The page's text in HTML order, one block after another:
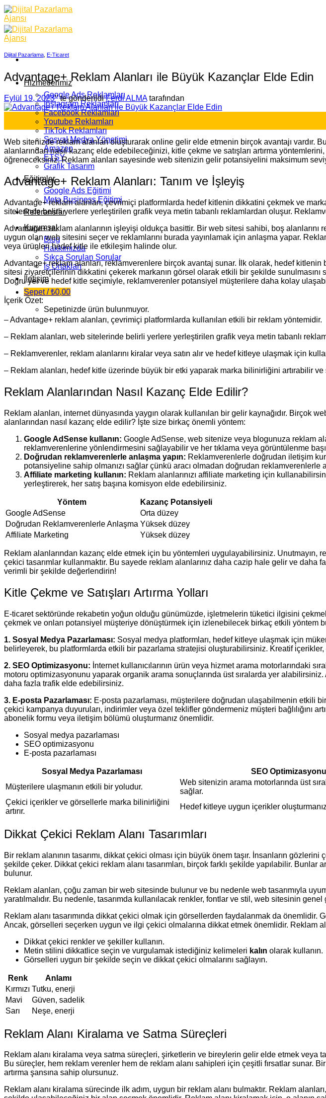
Skip
to
content
Hizmetlerimiz
Google Ads Reklamları
İnstagram Reklamları
Facebook Reklamları
Youtube Reklamları
TikTok Reklamları
Sosyal Medya Yönetimi
Amazon
ETSY
Grafik Tasarım
Eğitimler
Google Ads Eğitimi
Meta Business Eğitimi
Referanslar
Kurumsal
Blog
Hakkımızda
Sıkça Sorulan Sorular
İş Ortakları
İletişim
Sepet /₺0,00
Sepetinizde ürün bulunmuyor.
Dijital Pazarlama E-Ticaret
Advantage+ Reklam Alanları ile Büyük Kazançlar Elde Edin
Eylül 19, 2023’' te gönderildi Ferdi ALMAtarafından
Web sitenizde reklam alanları oluşturarak online gelir elde etmenin birçok avantajı vardır. Bu
alanlarından nasıl kazanç elde edebileceğinizi, kitle çekme ve satışları artırma
öğreneceksiniz. Reklam alanları sayesinde web sitenizin gelir potansiyelini maksimum
Advantage+ Reklam Alanları: Tanım ve İşleyiş
Advantage+ reklam alanları, çevrimiçi platformlarda hedef kitlenin dikkatini çekmek ve
sitelerinde belirli yerlere yerleştirilen grafik veya metin tabanlı reklamlardan oluşur.
Advantage+ reklam alanlarının işleyişi oldukça basittir. Bir web sitesi sahibi, boş
uygun olan web sitesini seçer ve reklamlarını burada yayınlamak için anlaşma yapar.
veya ürünleri hedef kitle ile etkileşim halinde olur.
Advantage+ reklam alanları, reklamverenlere birçok avantaj sunar. İlk olarak, hedef
sitesi ziyaretçilerinin dikkatini çekerek markanın görsel olarak etkili bir şekilde sunulmasını
Doğru yer ve hedef kitle seçimiyle, reklamverenler potansiyel müşterilere daha kolay
İçerik Özet:
– Advantage+ reklam alanları, çevrimiçi platformlarda kullanılan etkili bir reklam yöntemidir.
– Reklam alanları, web sitelerinde belirli yerlere yerleştirilen grafik veya metin tabanlı
– Reklamverenler, reklam alanlarını kiralar veya satın alır ve hedef kitleye ulaşmak için
– Reklam alanları, hedef kitle üzerinde büyük bir etki yaparak marka bilinirliğini artırabilir ve
Reklam Alanlarından Nasıl Kazanç Elde Edilir?
Reklam alanları, internet dünyasında yaygın olarak kullanılan bir gelir kaynağıdır. Birçok
alanlarından nasıl kazanç elde edilir? İşte size birkaç önemli yöntem:
Google AdSense kullanın: Google AdSense, web sitenize veya blogunuza reklam
reklamverenlerine yönlendirmesini sağlayabilir ve her tıklama veya görüntülenme
Doğrudan reklamverenlerle anlaşma yapın: Reklamverenlerle doğrudan iletişim
potansiyeline sahip olmanızı sağlar çünkü aracı olmadan doğrudan reklamverenlerle
Affiliate marketing kullanın: Reklam alanlarınızı affiliate marketing için
yerleştirerek, her satış başına komisyon elde edebilirsiniz.
Yöntem
Kazanç Potansiyeli
Google AdSense
Orta düzey
Doğrudan Reklamverenlerle Anlaşma Yüksek düzey
Affiliate Marketing
Yüksek düzey
Reklam alanlarından kazanç elde etmek için bu yöntemleri uygulayabilirsiniz. Unutmayın,
çekici tasarımlar kullanmaktır. Bu sayede reklam alanlarınız daha cazip hale gelir ve
verimli bir şekilde değerlendirin!
Kitle Çekme ve Satışları Artırma Yolları
E-ticaret sektöründe rekabetin yoğun olduğu günümüzde, işletmelerin tüketici ilgisini çekmek
çekmek ve onları potansiyel müşteriye dönüştürmek için izlenebilecek birkaç etkili yöntem
1. Sosyal Medya Pazarlaması: Sosyal medya platformları, hedef kitleye ulaşmak için
belirleyerek, bu platformlarda etkili bir pazarlama stratejisi oluşturabilirsiniz. Kreatif
2. SEO Optimizasyonu: İnternet kullanıcılarının ürün veya hizmet arama motorlarındaki
motoru optimizasyonunu yaparak organik arama sonuçlarında üst sıralarda yer
daha fazla trafik elde edebilirsiniz.
3. E-posta Pazarlaması: E-posta pazarlaması, müşterilere doğrudan ulaşabilmenin etkili
çekici kampanya duyuruları, indirimler veya özel teklifler göndermeniz müşteri bağlılığını
abonelik formu veya iletişim bölümü oluşturmanız önemlidir.
Sosyal medya pazarlaması
SEO optimizasyonu
E-posta pazarlaması
Sosyal Medya Pazarlaması SEO Optimizasyonu
Müşterilere ulaşmanın etkili bir yoludur.
Web sitenizin arama motorlarında üst
sağlar.
Çekici içerikler ve görsellerle marka bilinirliğini
artırır.
Hedef kitleye uygun içerikler
Dikkat Çekici Reklam Alanı Tasarımları
Bir reklam alanının tasarımı, dikkat çekici olması için büyük önem taşır. İnsanların
şekilde çeker. Dikkat çekici reklam alanı tasarımları, birçok farklı şekilde yapılabilir.
bulunur.
Reklam alanları, çoğu zaman bir web sitesinde bulunur ve bu nedenle web tasarımıyla
yaratılmalıdır. Bu nedenle, tasarımda kullanılacak renkler, fontlar ve stil, web sitesinin genel
Reklam alanı tasarımında dikkat çekici olmak için görsellerden faydalanmak da önemlidir.
Ancak, görselleri seçerken uygun ve ilgi çekici olmalarına dikkat etmek önemlidir. Reklam
Dikkat çekici renkler ve şekiller kullanın.
Metin stilini dikkatlice seçin ve vurgulamak istediğiniz kelimeleri kalın olarak kullanın.
Görselleri uygun bir şekilde seçin ve dikkat çekici olmalarını sağlayın.
Renk
Anlamı
Kırmızı Tutku, enerji
Mavi
Güven, sadelik
Sarı
Neşe, enerji
Reklam Alanı Kiralama ve Satma Süreçleri
Reklam alanı kiralama veya satma süreçleri, şirketlerin ve bireylerin gelir elde etmek veya
Bu süreçler, hem reklam verenler hem de reklam alanı sahipleri için çeşitli fırsatlar sunar.
artırma şansına sahip olursunuz.
Reklam alanı kiralama sürecinde ilk adım, uygun bir reklam alanı bulmaktır. Reklam